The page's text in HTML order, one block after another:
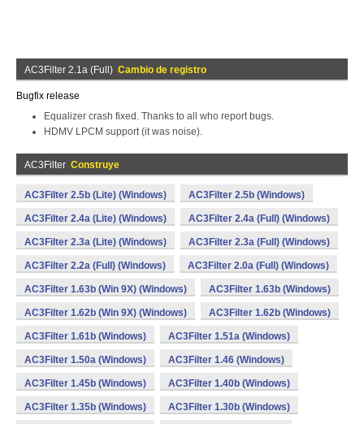
AC3Filter 2.1a (Full) Cambio de registro
Bugfix release
Equalizer crash fixed. Thanks to all who report bugs.
HDMV LPCM support (it was noise).
AC3Filter Construye
AC3Filter 2.5b (Lite) (Windows) AC3Filter 2.5b (Windows)
AC3Filter 2.4a (Lite) (Windows) AC3Filter 2.4a (Full) (Windows)
AC3Filter 2.3a (Lite) (Windows) AC3Filter 2.3a (Full) (Windows)
AC3Filter 2.2a (Full) (Windows) AC3Filter 2.0a (Full) (Windows)
AC3Filter 1.63b (Win 9X) (Windows) AC3Filter 1.63b (Windows)
AC3Filter 1.62b (Win 9X) (Windows) AC3Filter 1.62b (Windows)
AC3Filter 1.61b (Windows) AC3Filter 1.51a (Windows)
AC3Filter 1.50a (Windows) AC3Filter 1.46 (Windows)
AC3Filter 1.45b (Windows) AC3Filter 1.40b (Windows)
AC3Filter 1.35b (Windows) AC3Filter 1.30b (Windows)